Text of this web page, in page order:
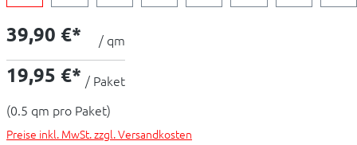
39,90 €* / qm
19,95 €* / Paket
(0.5 qm pro Paket)
Preise inkl. MwSt. zzgl. Versandkosten